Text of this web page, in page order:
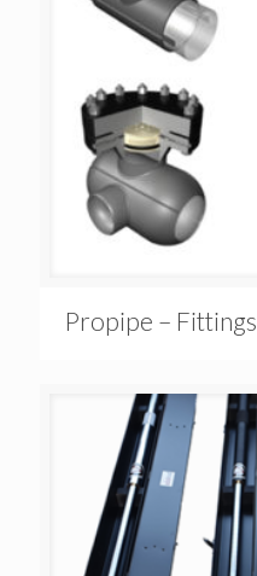
Propipe – Fittings